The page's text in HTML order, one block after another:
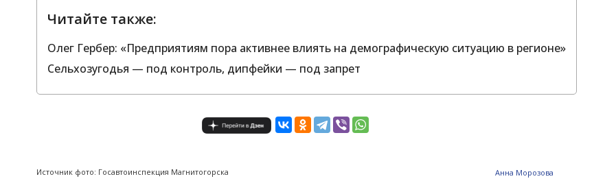
Читайте также:
Олег Гербер: «Предприятиям пора активнее влиять на демографическую ситуацию в регионе»
Сельхозугодья — под контроль, дипфейки — под запрет
Источник фото: Госавтоинспекция Магнитогорска Анна Морозова